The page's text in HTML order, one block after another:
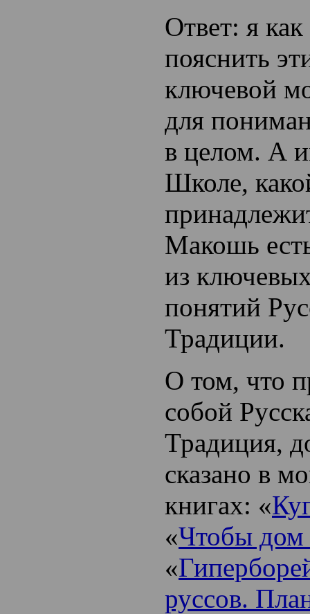
Ответ: я
пояснить
ключевой
для
в целом. А
Школе,
Макошь
из
понятий
Традиции.
О том, что
собой
Традиция,
сказано в
книгах: «
«Чтобы
«
руссов.